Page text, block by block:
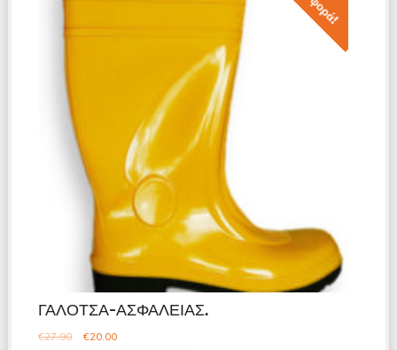
ΓΑΛΟΤΣΑ-ΑΣΦΑΛΕΙΑΣ.
€27.90 €20.00